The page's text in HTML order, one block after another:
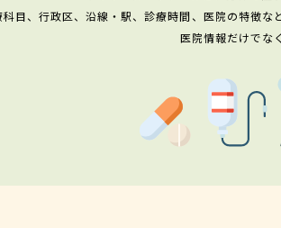
科目、行政区、沿線・駅、診療時間、医院の特徴な
医院情報だけでな